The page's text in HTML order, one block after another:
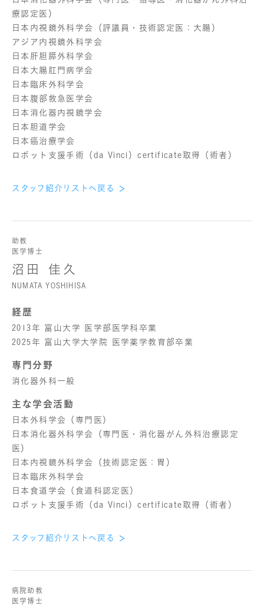
療認定医）
日本内視鏡外科学会（評議員・技術認定医：大腸）
アジア内視鏡外科学会
日本肝胆膵外科学会
日本大腸肛門病学会
日本臨床外科学会
日本腹部救急医学会
日本消化器内視鏡学会
日本胆道学会
日本癌治療学会
ロボット支援手術（da Vinci）certificate取得（術者）
スタッフ紹介リストへ戻る
助教
医学博士
沼田 佳久
NUMATA YOSHIHISA
経歴
2013年 富山大学 医学部医学科卒業
2025年 富山大学大学院 医学薬学教育部卒業
専門分野
消化器外科一般
主な学会活動
日本外科学会（専門医）
日本消化器外科学会（専門医・消化器がん外科治療認定
医）
日本内視鏡外科学会（技術認定医：胃）
日本臨床外科学会
日本食道学会（食道科認定医）
ロボット支援手術（da Vinci）certificate取得（術者）
スタッフ紹介リストへ戻る
病院助教
医学博士